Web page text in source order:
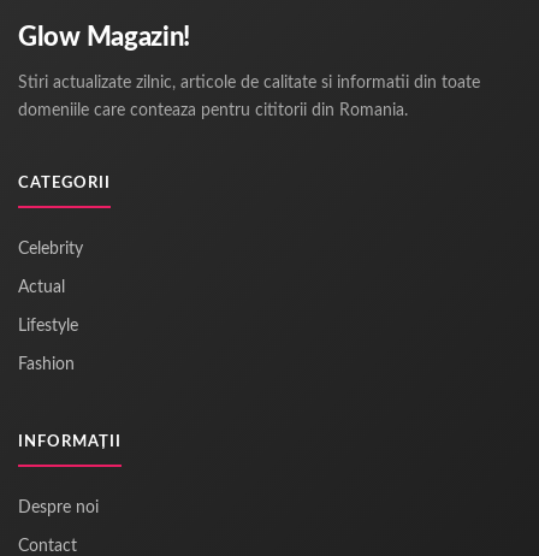
Glow Magazin!
Stiri actualizate zilnic, articole de calitate si informatii din toate
domeniile care conteaza pentru cititorii din Romania.
CATEGORII
Celebrity
Actual
Lifestyle
Fashion
INFORMAȚII
Despre noi
Contact